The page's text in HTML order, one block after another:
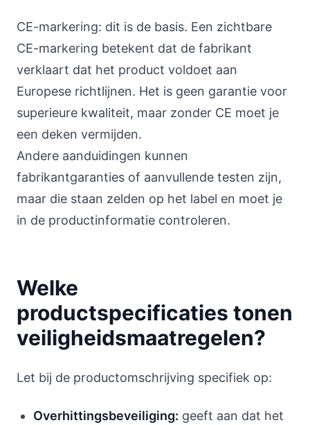
CE-markering: dit is de basis. Een zichtbare
CE-markering betekent dat de fabrikant
verklaart dat het product voldoet aan
Europese richtlijnen. Het is geen garantie voor
superieure kwaliteit, maar zonder CE moet je
een deken vermijden.
Andere aanduidingen kunnen
fabrikantgaranties of aanvullende testen zijn,
maar die staan zelden op het label en moet je
in de productinformatie controleren.
Welke
productspecificaties tonen
veiligheidsmaatregelen?
Let bij de productomschrijving specifiek op:
Overhittingsbeveiliging: geeft aan dat het